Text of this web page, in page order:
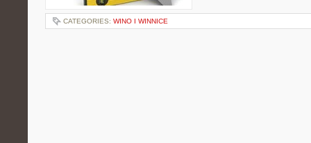
CATEGORIES: WINO I WINNICE